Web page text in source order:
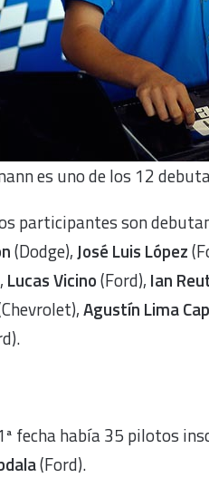
es uno de los 12
participantes son
(Dodge), José Luis López
Lucas Vicino(Ford), Ian
Agustín Lima
fecha había 35 pilotos
(Ford).